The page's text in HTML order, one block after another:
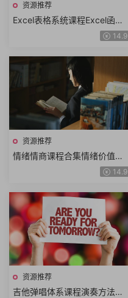
资源推荐
Excel表格系统课程Excel函数
公式Excel数据透视表Excel图
14.9
资源推荐
情绪情商课程合集情绪价值洞
悉人性提高情商人际交往沟通
14.9
资源推荐
吉他弹唱体系课程演奏方法吉